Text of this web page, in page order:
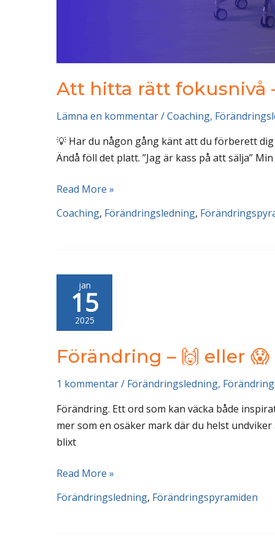
Att hitta rätt fokusnivå
Lämna en kommentar/Coaching,
💡 Har du någon gång känt att du förberett dig
Ändå föll det platt. ”Jag är kass på att sälja”
Att
rätt
lärdomen
mörkt
Read More »
Coaching, Förändringsledning,
jan
15
2025
Förändring – 🙌 eller 😱
1 kommentar/ Förändringsledning,
Förändring. Ett ord som kan väcka både
mer som en osäker mark där du helst
blixt
Förändring
🙌
Read More »
Förändringsledning, Förändringspyramiden